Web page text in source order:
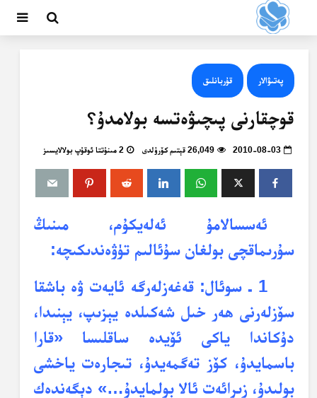
پەتىۋالار قۇربانلىق
قوچقارنى پىچىۋەتسە بولامدۇ؟
2010-08-03 26,049 قېتىم كۆرۈلدى 2 مىنۇتتا ئوقۇپ بولالايسىز
ئەسسالامۇ ئەلەيكۇم، مىنىڭ
سۇرىماقچى بولغان سۇئالىم تۈۋەندىكىچە:
1 ـ سوئال: قەغەزلەرگە ئايەت ۋە باشقا
سۆزلەرنى ھەر خىل شەكىلدە يېزىپ، يېنىدا،
دۇكاندا ياكى ئۆيدە ساقلىسا «قارا
باسمايدۇ، كۆز تەگمەيدۇ، تىجارەت ياخشى
بولىدۇ، زىرائەت ئالا بولمايدۇ…» دېگەندەك